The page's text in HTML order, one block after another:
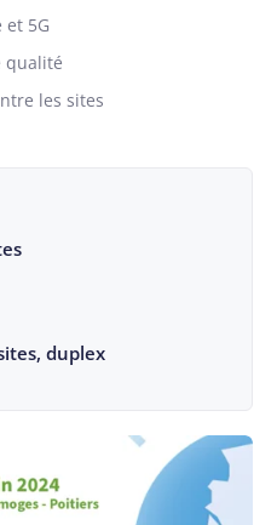
5G
qualité
les sites
duplex